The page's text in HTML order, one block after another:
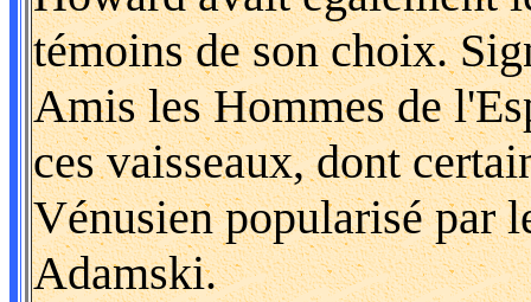
témoins de son choix.
Amis les Hommes de
ces vaisseaux, dont
Vénusien popularisé par
Adamski.